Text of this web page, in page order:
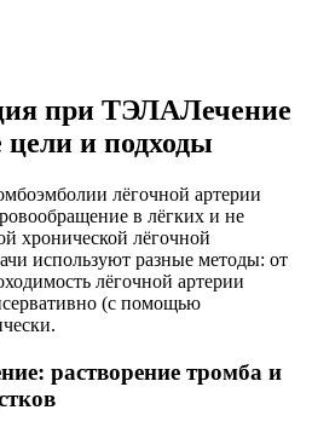
Лечение
и подходы
лёгочной артерии
в лёгких и не
хронической лёгочной
используют разные методы: от
лёгочной артерии
(с помощью
растворение тромба и